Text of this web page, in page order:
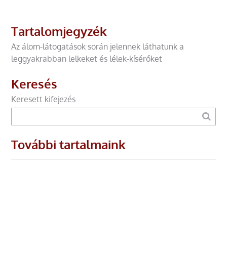
Tartalomjegyzék
Az álom-látogatások során jelennek láthatunk a
leggyakrabban lelkeket és lélek-kísérőket
Keresés
Keresett kifejezés
További tartalmaink